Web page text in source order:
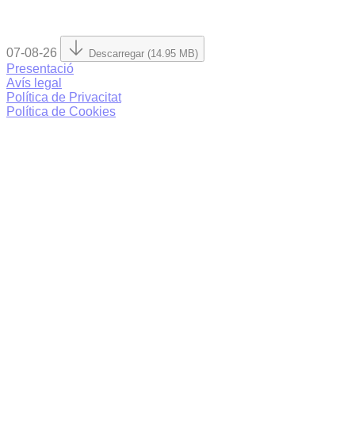
07-08-26 Descarregar (14.95 MB)
Presentació
Avís legal
Política de Privacitat
Política de Cookies